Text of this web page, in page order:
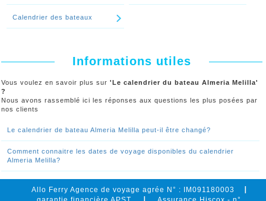
Calendrier des bateaux
Informations utiles
Vous voulez en savoir plus sur 'Le calendrier du bateau Almeria Melilla'
?
Nous avons rassemblé ici les réponses aux questions les plus posées par
nos clients
Le calendrier de bateau Almeria Melilla peut-il être changé?
Comment connaitre les dates de voyage disponibles du calendrier
Almeria Melilla?
Allo Ferry Agence de voyage agrée N° : IM091180003